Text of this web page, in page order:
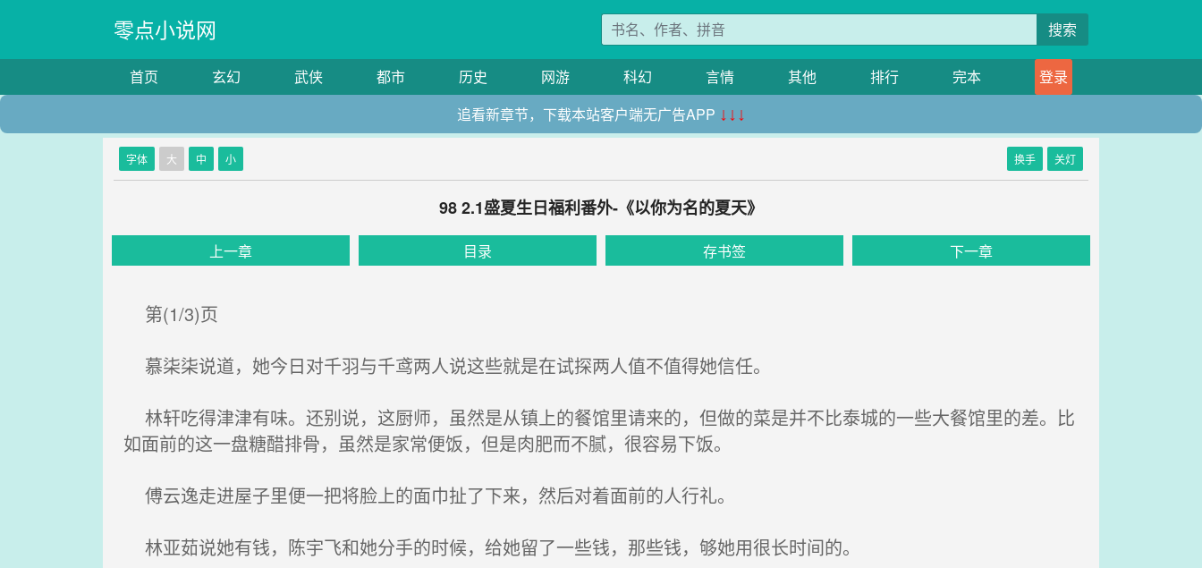
零点小说网 搜索
首页 玄幻 武侠 都市 历史 网游 科幻 言情 其他 排行 完本
登录
追看新章节，下载本站客户端无广告APP ↓↓↓
字体 大 中 小 换手 关灯
98 2.1盛夏生日福利番外-《以你为名的夏天》
上一章 目录 存书签 下一章
第(1/3)页
慕柒柒说道，她今日对千羽与千鸢两人说这些就是在试探两人值不值得她信任。
林轩吃得津津有味。还别说，这厨师，虽然是从镇上的餐馆里请来的，但做的菜是并不比泰城的一些大餐馆里的差。比
如面前的这一盘糖醋排骨，虽然是家常便饭，但是肉肥而不腻，很容易下饭。
傅云逸走进屋子里便一把将脸上的面巾扯了下来，然后对着面前的人行礼。
林亚茹说她有钱，陈宇飞和她分手的时候，给她留了一些钱，那些钱，够她用很长时间的。